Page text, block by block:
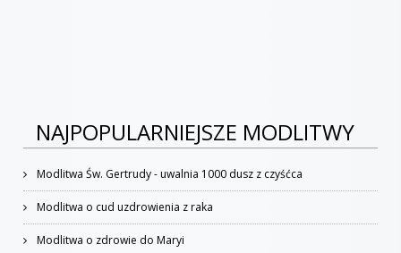
NAJPOPULARNIEJSZE MODLITWY
Modlitwa Św. Gertrudy - uwalnia 1000 dusz z czyśćca
Modlitwa o cud uzdrowienia z raka
Modlitwa o zdrowie do Maryi